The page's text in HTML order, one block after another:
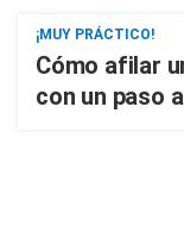
¡MUY PRÁCTICO!
Cómo afilar
con un paso